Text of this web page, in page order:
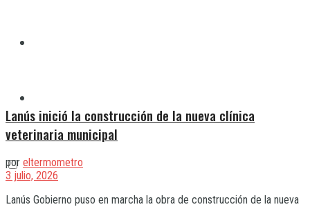
Lanús inició la construcción de la nueva clínica
veterinaria municipal
por eltermometro
3 julio, 2026
Lanús Gobierno puso en marcha la obra de construcción de la nueva